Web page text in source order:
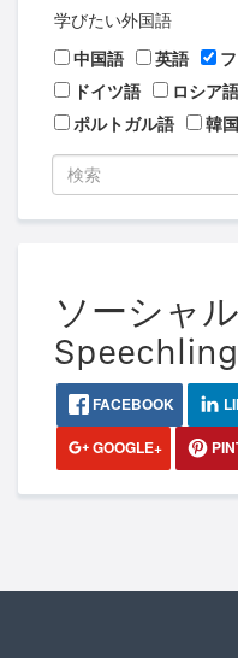
学びたい外国語
中国語
英語
ドイツ語
ロシア語
ポルトガル語
韓
ソーシャ
FACEBOOK
GOOGLE+